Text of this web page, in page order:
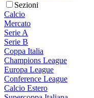
Sezioni
Calcio
Mercato
Serie A
Serie B
Coppa Italia
Champions League
Europa League
Conference League
Calcio Estero